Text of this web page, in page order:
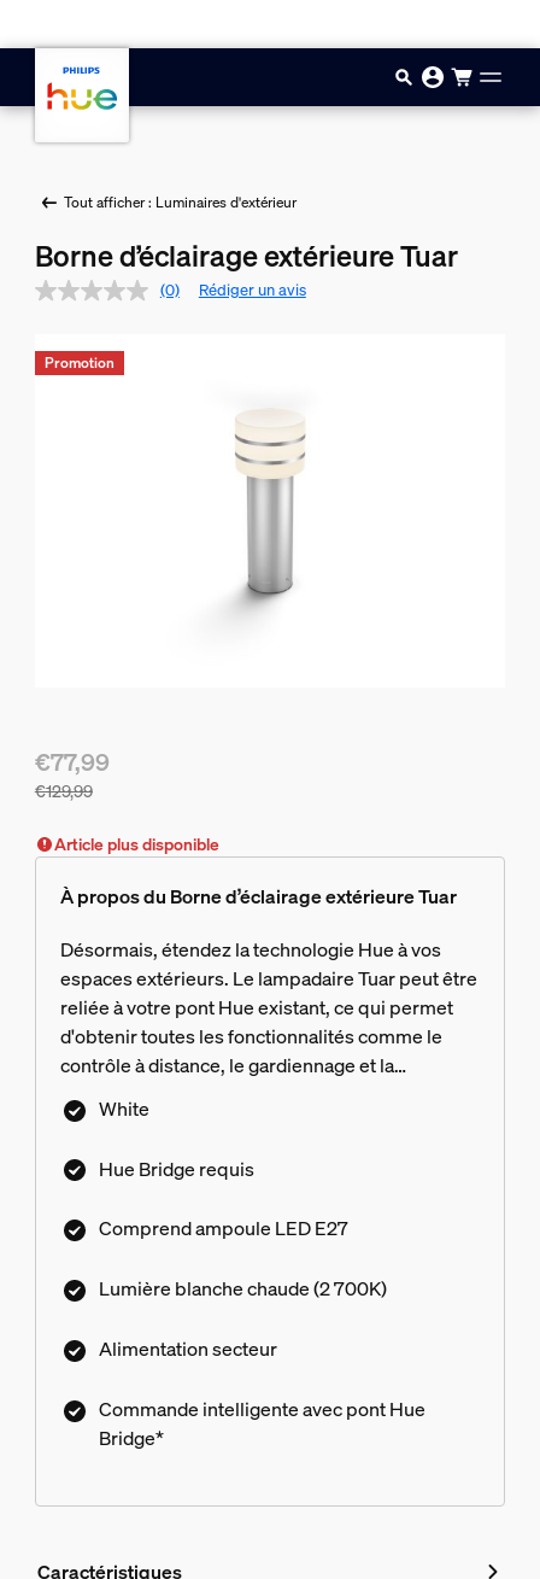
Tout afficher : Luminaires d'extérieur
Borne d’éclairage extérieure Tuar
(0) Rédiger un avis
€129,99
€77,99
Promotion
Article plus disponible
À propos du Borne d’éclairage extérieure Tuar
Désormais, étendez la technologie Hue à vos
espaces extérieurs. Le lampadaire Tuar peut être
reliée à votre pont Hue existant, ce qui permet
d'obtenir toutes les fonctionnalités comme le
contrôle à distance, le gardiennage et la
programmation. Le pont Hue n'est pas fourni.
White
Hue Bridge requis
Comprend ampoule LED E27
Lumière blanche chaude (2 700K)
Alimentation secteur
Commande intelligente avec pont Hue
Bridge*
Caractéristiques